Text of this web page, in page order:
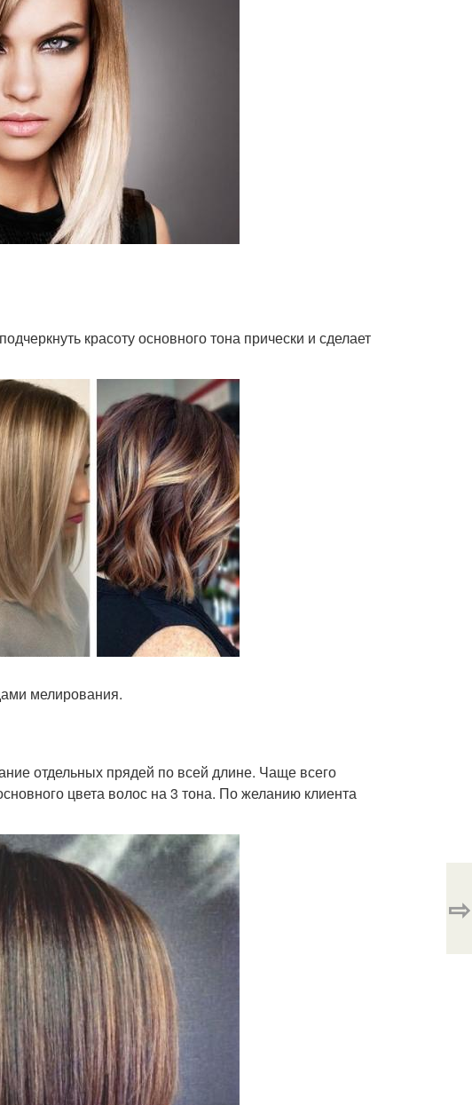
красоту основного тона прически и сделает
мелирования.
отдельных прядей по всей длине. Чаще всего
цвета волос на 3 тона. По желанию клиента
⇨